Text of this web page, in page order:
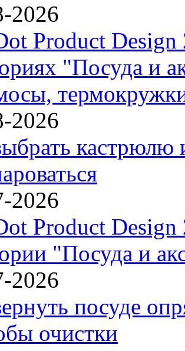
2026
Product Design
"Посуда и
2026
кастрюлю
2026
Product Design
"Посуда и
2026
посуде
очистки